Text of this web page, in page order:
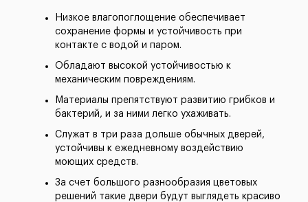
Низкое влагопоглощение обеспечивает
сохранение формы и устойчивость при
контакте с водой и паром.
Обладают высокой устойчивостью к
механическим повреждениям.
Материалы препятствуют развитию грибков и
бактерий, и за ними легко ухаживать.
Служат в три раза дольше обычных дверей,
устойчивы к ежедневному воздействию
моющих средств.
За счет большого разнообразия цветовых
решений такие двери будут выглядеть красиво